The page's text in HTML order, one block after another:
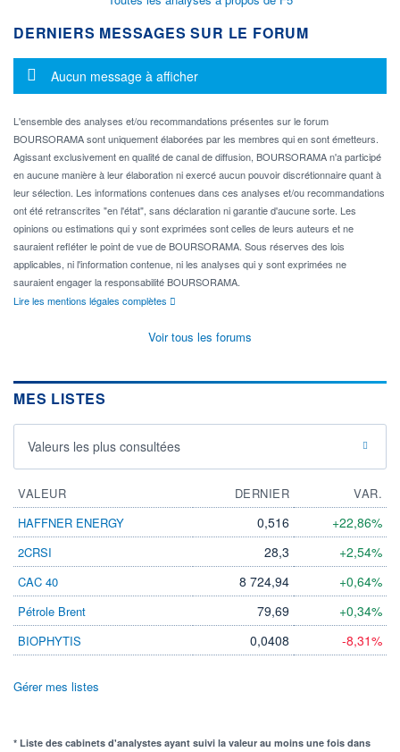
DERNIERS MESSAGES SUR LE FORUM
Message d'information
Aucun message à afficher
L'ensemble des analyses et/ou recommandations présentes sur le forum
BOURSORAMA sont uniquement élaborées par les membres qui en sont émetteurs.
Agissant exclusivement en qualité de canal de diffusion, BOURSORAMA n'a participé
en aucune manière à leur élaboration ni exercé aucun pouvoir discrétionnaire quant à
leur sélection. Les informations contenues dans ces analyses et/ou recommandations
ont été retranscrites "en l'état", sans déclaration ni garantie d'aucune sorte. Les
opinions ou estimations qui y sont exprimées sont celles de leurs auteurs et ne
sauraient refléter le point de vue de BOURSORAMA. Sous réserves des lois
applicables, ni l'information contenue, ni les analyses qui y sont exprimées ne
sauraient engager la responsabilité BOURSORAMA.
Lire les mentions légales complètes
Voir tous les forums
MES LISTES
Valeurs les plus consultées
VALEUR DERNIER
VAR.
HAFFNER ENERGY
0,516 +22,86%
2CRSI 28,3 +2,54%
CAC 40 8 724,94 +0,64%
Pétrole Brent 79,69 +0,34%
BIOPHYTIS 0,0408 -8,31%
Gérer mes listes
* Liste des cabinets d'analystes ayant suivi la valeur au moins une fois dans